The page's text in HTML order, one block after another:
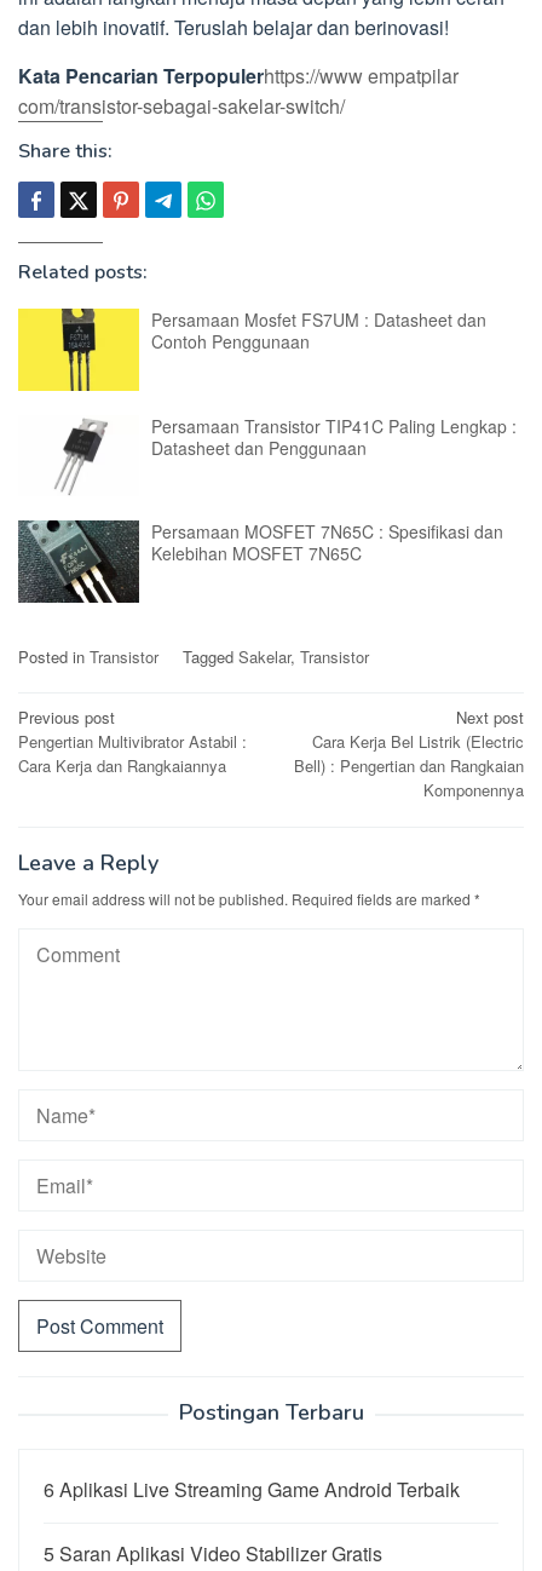
dan lebih inovatif. Teruslah belajar dan berinovasi!
Kata Pencarian Terpopulerhttps://www empatpilar
com/transistor-sebagai-sakelar-switch/
Share this:
Related posts:
Persamaan Mosfet FS7UM : Datasheet dan
Contoh Penggunaan
Persamaan Transistor TIP41C Paling Lengkap :
Datasheet dan Penggunaan
Persamaan MOSFET 7N65C : Spesifikasi dan
Kelebihan MOSFET 7N65C
Posted in Transistor Tagged Sakelar, Transistor
Post
navigation
Previous post
Pengertian Multivibrator Astabil :
Cara Kerja dan Rangkaiannya
Next post
Cara Kerja Bel Listrik (Electric
Bell) : Pengertian dan Rangkaian
Komponennya
Leave a Reply
Your email address will not be published. Required fields are marked *
Postingan Terbaru
6 Aplikasi Live Streaming Game Android Terbaik
5 Saran Aplikasi Video Stabilizer Gratis